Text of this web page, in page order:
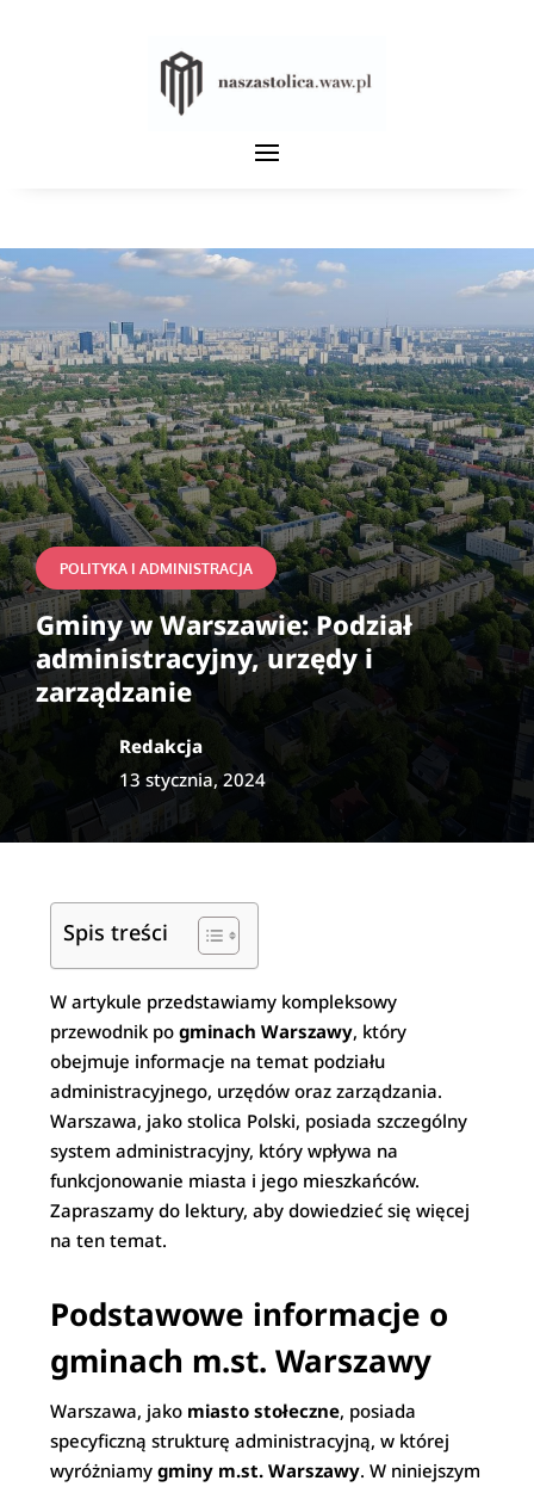
POLITYKA I ADMINISTRACJA
Gminy w Warszawie: Podział
administracyjny, urzędy i
zarządzanie
Redakcja
13 stycznia, 2024
Spis treści
W artykule przedstawiamy kompleksowy
przewodnik pogminach Warszawy, który
obejmuje informacje na temat podziału
administracyjnego, urzędów oraz zarządzania.
Warszawa, jako stolica Polski, posiada szczególny
system administracyjny, który wpływa na
funkcjonowanie miasta i jego mieszkańców.
Zapraszamy do lektury, aby dowiedzieć się więcej
na ten temat.
Podstawowe informacje o
gminach m.st. Warszawy
Warszawa, jako miasto stołeczne, posiada
specyficzną strukturę administracyjną, w której
wyróżniamygminy m.st. Warszawy. W niniejszym